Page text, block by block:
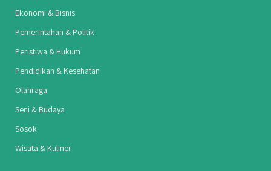
Ekonomi & Bisnis
Pemerintahan & Politik
Peristiwa & Hukum
Pendidikan & Kesehatan
Olahraga
Seni & Budaya
Sosok
Wisata & Kuliner